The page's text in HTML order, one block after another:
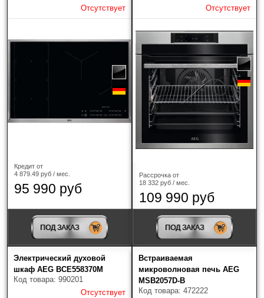
Отсутствует
Кредит от
4 879.49 руб / мес.
95 990 руб
ПОД ЗАКАЗ
Отсутствует
Рассрочка от
18 332 руб / мес.
109 990 руб
ПОД ЗАКАЗ
Электрический духовой
шкаф AEG BCE558370M
Код товара: 990201
Отсутствует
Встраиваемая
микроволновая печь AEG
MSB2057D-B
Код товара: 472222